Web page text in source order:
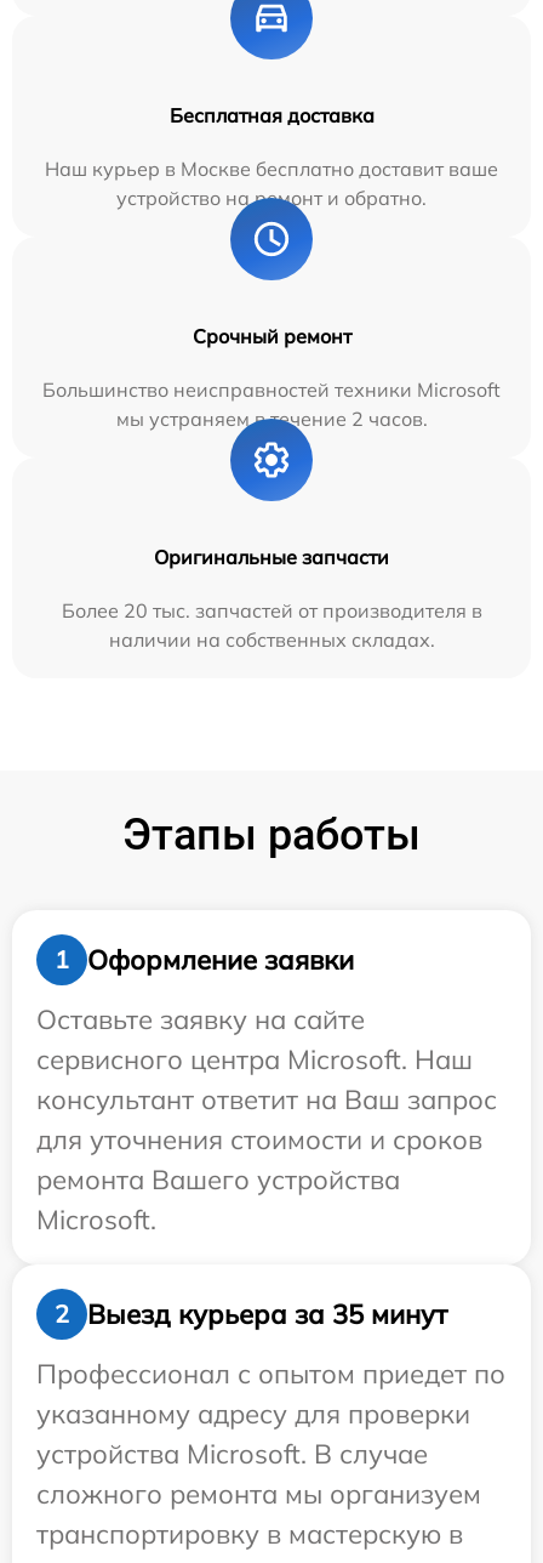
Бесплатная доставка
Наш курьер в Москве бесплатно доставит ваше
устройство на ремонт и обратно.
Срочный ремонт
Большинство неисправностей техники Microsoft
мы устраняем в течение 2 часов.
Оригинальные запчасти
Более 20 тыс. запчастей от производителя в
наличии на собственных складах.
Этапы работы
1
Оформление заявки
Оставьте заявку на сайте
сервисного центра Microsoft. Наш
консультант ответит на Ваш запрос
для уточнения стоимости и сроков
ремонта Вашего устройства
Microsoft.
2
Выезд курьера за 35 минут
Профессионал с опытом приедет по
указанному адресу для проверки
устройства Microsoft. В случае
сложного ремонта мы организуем
транспортировку в мастерскую в